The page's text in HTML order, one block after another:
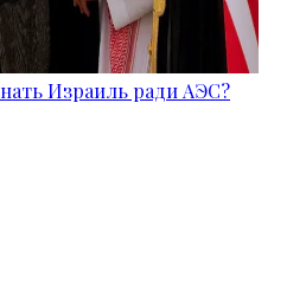
Израиль ради АЭС?